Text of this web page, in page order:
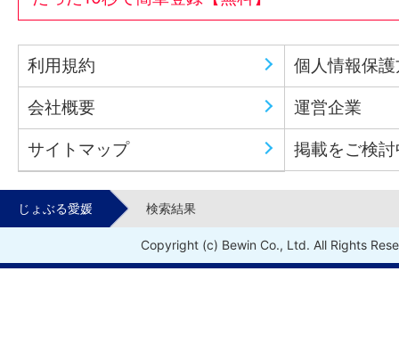
利用規約 個人情報保
会社概要 運営企業
サイトマップ 掲載をご検
じょぶる愛媛 検索結果
Copyright (c) Bewin Co., Ltd. All Rights